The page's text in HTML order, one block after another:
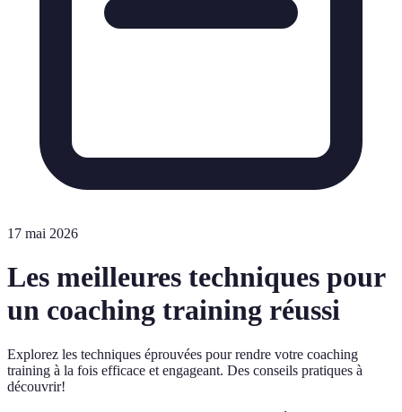
17 mai 2026
Les meilleures techniques pour
un coaching training réussi
Explorez les techniques éprouvées pour rendre votre coaching
training à la fois efficace et engageant. Des conseils pratiques à
découvrir!